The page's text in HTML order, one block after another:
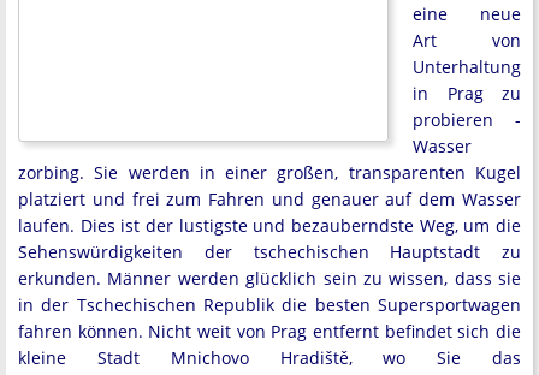
eine neue
Art von
Unterhaltung
in Prag zu
probieren -
Wasser
zorbing. Sie werden in einer großen, transparenten Kugel
platziert und frei zum Fahren und genauer auf dem Wasser
laufen. Dies ist der lustigste und bezauberndste Weg, um die
Sehenswürdigkeiten der tschechischen Hauptstadt zu
erkunden. Männer werden glücklich sein zu wissen, dass sie
in der Tschechischen Republik die besten Supersportwagen
fahren können. Nicht weit von Prag entfernt befindet sich die
kleine Stadt Mnichovo Hradiště, wo Sie das